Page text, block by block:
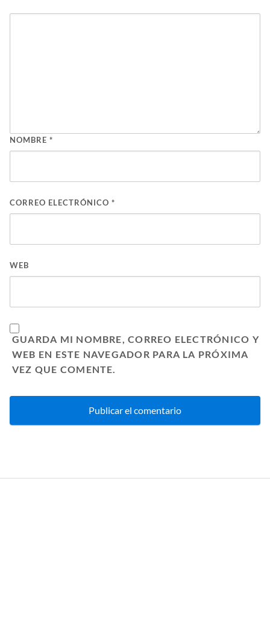
NOMBRE *
CORREO ELECTRÓNICO *
WEB
GUARDA MI NOMBRE, CORREO ELECTRÓNICO Y
WEB EN ESTE NAVEGADOR PARA LA PRÓXIMA
VEZ QUE COMENTE.